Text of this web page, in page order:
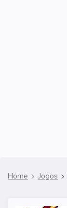
Home Jogos